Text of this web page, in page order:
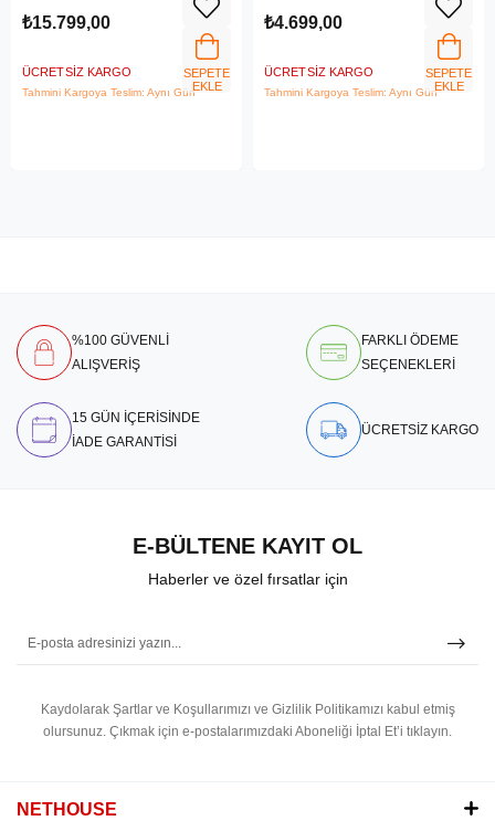
₺15.799,00
ÜCRETSIZ KARGO
Tahmini Kargoya Teslim: Aynı Gün
SEPETE
EKLE
₺4.699,00
ÜCRETSIZ KARGO
Tahmini Kargoya Teslim: Aynı Gün
SEPETE
EKLE
%100 GÜVENLİ
ALIŞVERİŞ
FARKLI ÖDEME
SEÇENEKLERİ
15 GÜN İÇERİSİNDE
İADE GARANTİSİ
ÜCRETSİZ KARGO
E-BÜLTENE KAYIT OL
Haberler ve özel fırsatlar için
Kaydolarak Şartlar ve Koşullarımızı ve Gizlilik Politikamızı kabul etmiş
olursunuz. Çıkmak için e-postalarımızdaki Aboneliği İptal Et’i tıklayın.
NETHOUSE